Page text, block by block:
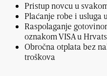
Pristup novcu u
Plaćanje robe i usluga
Raspolaganje
oznakom VISA u
Obročna otplata bez
troškova